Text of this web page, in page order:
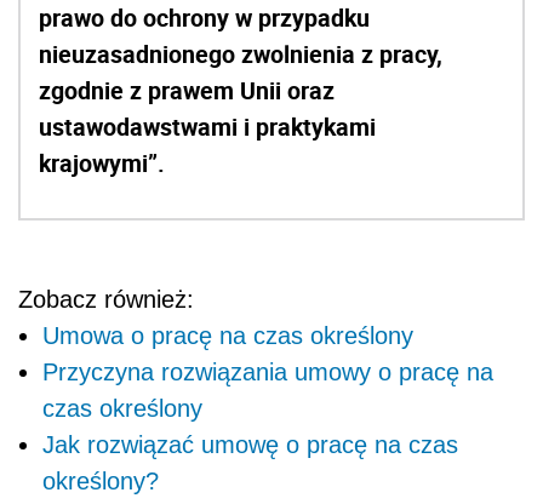
prawo do ochrony w przypadku
nieuzasadnionego zwolnienia z pracy,
zgodnie z prawem Unii oraz
ustawodawstwami i praktykami
krajowymi”.
Zobacz również:
Umowa o pracę na czas określony
Przyczyna rozwiązania umowy o pracę na
czas określony
Jak rozwiązać umowę o pracę na czas
określony?